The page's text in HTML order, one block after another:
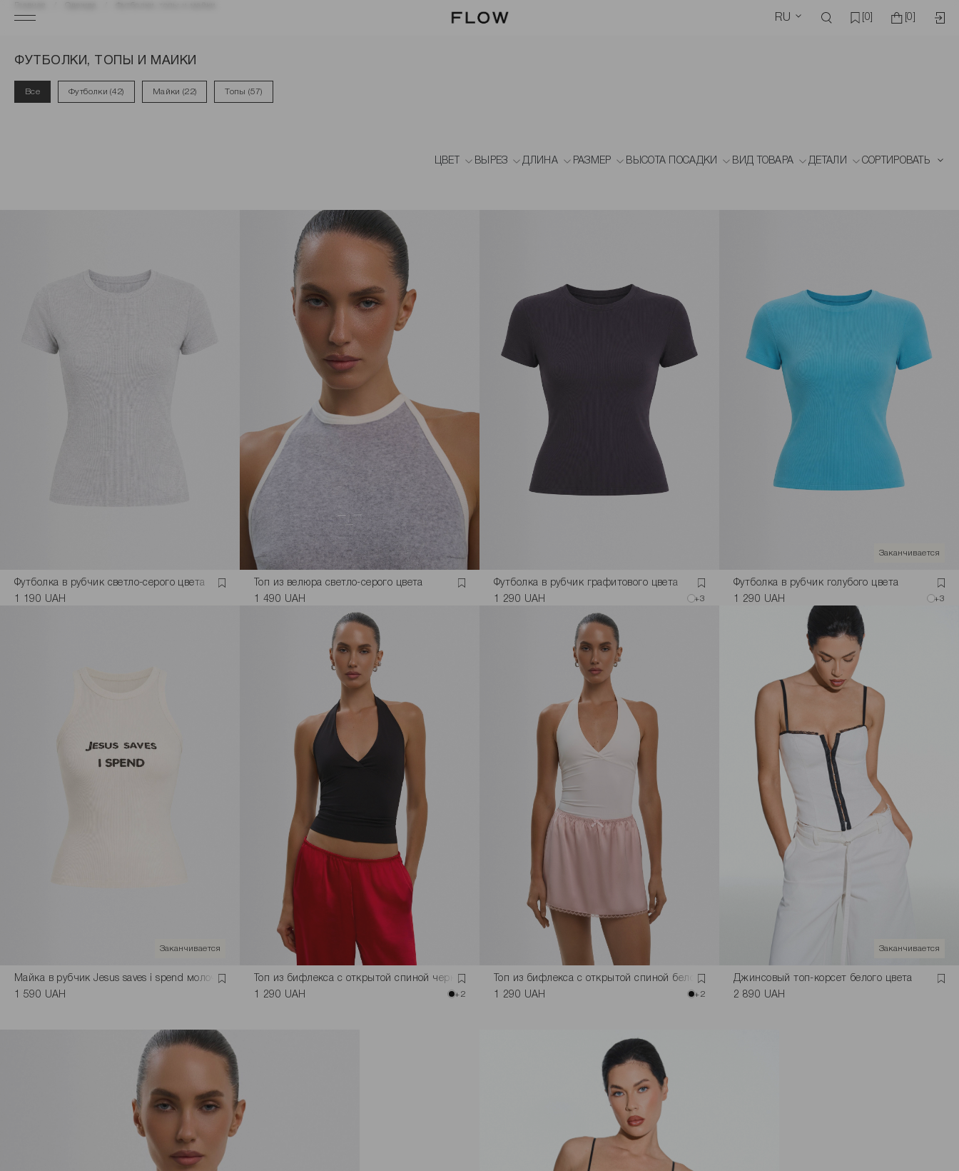
RU [0] [0]
ФУТБОЛКИ, ТОПЫ И МАЙКИ
Все Футболки (42) Майки (22) Топы (57)
ЦВЕТ ВЫРЕЗ ДЛИНА РАЗМЕР ВЫСОТА ПОСАДКИ ВИД ТОВАРА ДЕТАЛИ СОРТИРОВАТЬ
Футболка в рубчик светло-серого цвета
1 190 UAH
Топ из велюра светло-серого цвета
1 490 UAH
Футболка в рубчик графитового цвета
1 290 UAH
+3
Заканчивается
Футболка в рубчик голубого цвета
1 290 UAH
+3
Заканчивается
Майка в рубчик Jesus saves i spend молочная
1 590 UAH
Топ из бифлекса с открытой спиной черного цвета
1 290 UAH
+2
Топ из бифлекса с открытой спиной белого цвета
1 290 UAH
+2
Заканчивается
Джинсовый топ-корсет белого цвета
2 890 UAH